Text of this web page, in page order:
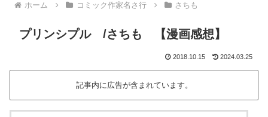
ホーム コミック作家名さ行 さちも
プリンシプル /さちも 【漫画感想】
2018.10.15 2024.03.25
記事内に広告が含まれています。